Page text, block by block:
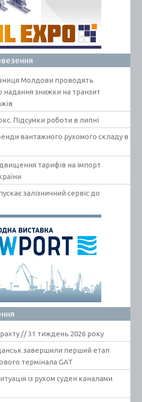
Молдови проводять
знижки на транзит
Підсумки роботи в липні
вантажного рухомого складу в
тарифів на імпорт
залізничний сервіс до
// 31 тиждень 2026 року
завершили перший етап
термінала GAT
із рухом суден каналами